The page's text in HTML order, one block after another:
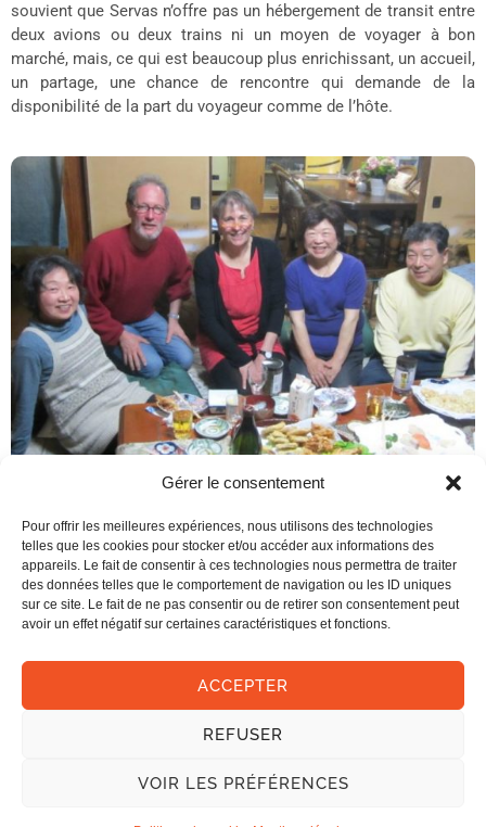
Gérer le consentement
Pour offrir les meilleures expériences, nous utilisons des technologies
telles que les cookies pour stocker et/ou accéder aux informations des
appareils. Le fait de consentir à ces technologies nous permettra de traiter
des données telles que le comportement de navigation ou les ID uniques
sur ce site. Le fait de ne pas consentir ou de retirer son consentement peut
avoir un effet négatif sur certaines caractéristiques et fonctions.
ACCEPTER
REFUSER
VOIR LES PRÉFÉRENCES
souvient que Servas n’offre pas un hébergement de transit entre
deux avions ou deux trains ni un moyen de voyager à bon
marché, mais, ce qui est beaucoup plus enrichissant, un accueil,
un partage, une chance de rencontre qui demande de la
disponibilité de la part du voyageur comme de l’hôte.
Accueil Adhérer Contact Mentions légales
Politique de cookie Politique de cookies (UE)
Suivez-nous